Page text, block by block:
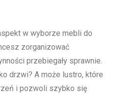
w wyborze mebli do
‌zorganizować
przebiegały sprawnie.
⁢drzwi?‌ A‍ może lustro, które
i pozwoli szybko się